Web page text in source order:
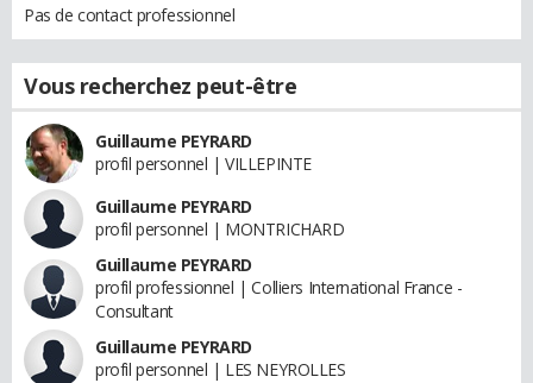
Pas de contact professionnel
Vous recherchez peut-être
Guillaume PEYRARD
profil personnel | VILLEPINTE
Guillaume PEYRARD
profil personnel | MONTRICHARD
Guillaume PEYRARD
profil professionnel | Colliers International France -
Consultant
Guillaume PEYRARD
profil personnel | LES NEYROLLES